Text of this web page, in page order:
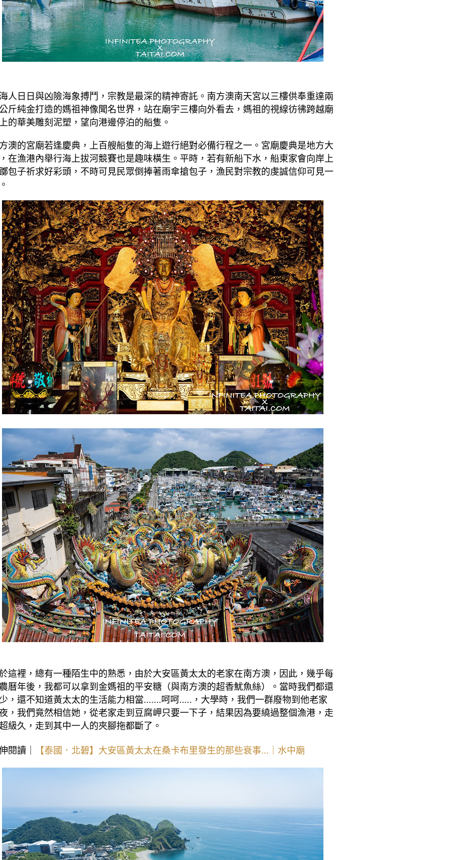
人日日與凶險海象搏鬥，宗教是最深的精神寄託。南方澳南天宮以三樓供奉重達兩
斤純金打造的媽祖神像聞名世界，站在廟宇三樓向外看去，媽祖的視線彷彿跨越廟
的華美雕刻泥塑，望向港邊停泊的船隻。
澳的宮廟若逢慶典，上百艘船隻的海上遊行絕對必備行程之一。宮廟慶典是地方大
在漁港內舉行海上拔河競賽也是趣味橫生。平時，若有新船下水，船東家會向岸上
包子祈求好彩頭，不時可見民眾倒捧著雨傘搶包子，漁民對宗教的虔誠信仰可見一
這裡，總有一種陌生中的熟悉，由於大安區黃太太的老家在南方澳，因此，幾乎每
曆年後，我都可以拿到金媽祖的平安糖（與南方澳的超香魷魚絲）。當時我們都還
，還不知道黃太太的生活能力相當.......呵呵.....，大學時，我們一群廢物到他老家
，我們竟然相信她，從老家走到豆腐岬只要一下子，結果因為要繞過整個漁港，走
超級久，走到其中一人的夾腳拖都斷了。
閱讀｜ 【泰國．北碧】大安區黃太太在桑卡布里發生的那些衰事...｜水中廟